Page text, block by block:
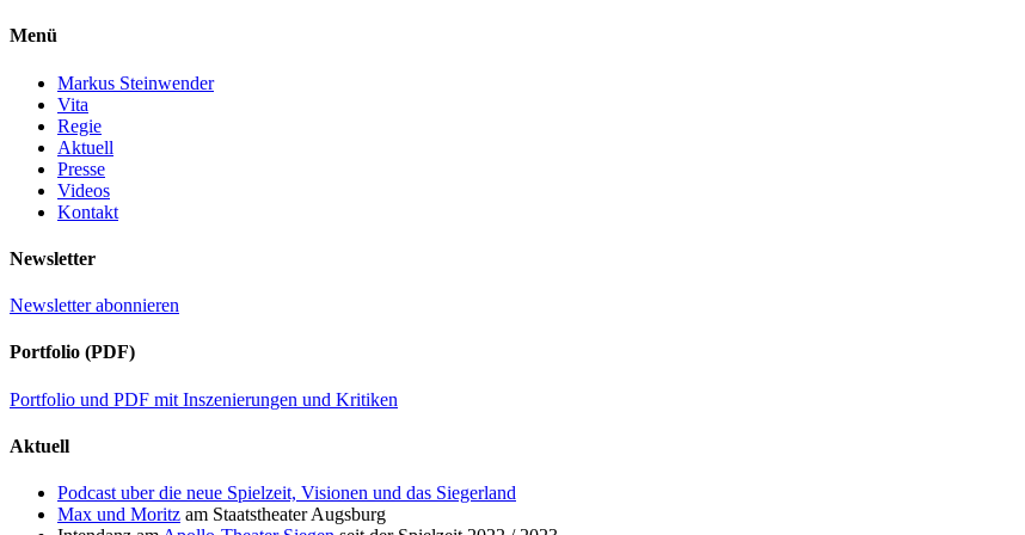
Menü
Markus Steinwender
Vita
Regie
Aktuell
Presse
Videos
Kontakt
Newsletter
Newsletter abonnieren
Portfolio (PDF)
Portfolio und PDF mit Inszenierungen und Kritiken
Aktuell
Podcast uber die neue Spielzeit, Visionen und das Siegerland
Max und Moritz am Staatstheater Augsburg